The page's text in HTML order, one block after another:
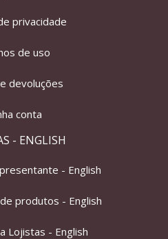
privacidade
de uso
devoluções
conta
- ENGLISH
- English
produtos - English
Lojistas - English